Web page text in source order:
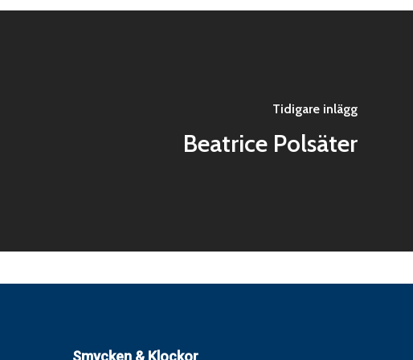
Tidigare inlägg
Beatrice Polsäter
Smycken & Klockor